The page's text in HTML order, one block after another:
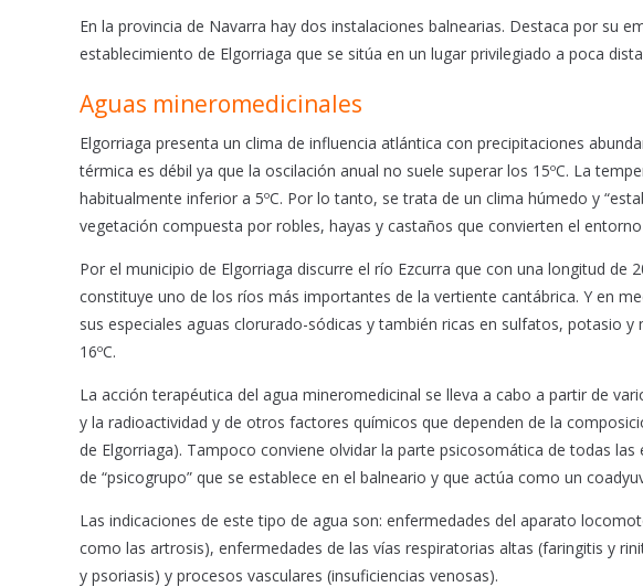
En la provincia de Navarra hay dos instalaciones balnearias. Destaca por su
establecimiento de Elgorriaga que se sitúa en un lugar privilegiado a poca
Aguas mineromedicinales
Elgorriaga presenta un clima de influencia atlántica con precipitaciones
térmica es débil ya que la oscilación anual no suele superar los 15ºC. La
habitualmente inferior a 5ºC. Por lo tanto, se trata de un clima húmedo y
vegetación compuesta por robles, hayas y castaños que convierten el
Por el municipio de Elgorriaga discurre el río Ezcurra que con una longitud de
constituye uno de los ríos más importantes de la vertiente cantábrica. Y en
sus especiales aguas clorurado-sódicas y también ricas en sulfatos, potasio
16ºC.
La acción terapéutica del agua mineromedicinal se lleva a cabo a partir de
y la radioactividad y de otros factores químicos que dependen de la
de Elgorriaga). Tampoco conviene olvidar la parte psicosomática de todas
de “psicogrupo” que se establece en el balneario y que actúa como un
Las indicaciones de este tipo de agua son: enfermedades del aparato
como las artrosis), enfermedades de las vías respiratorias altas (faringitis y
y psoriasis) y procesos vasculares (insuficiencias venosas).